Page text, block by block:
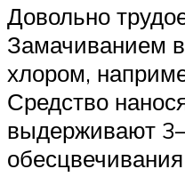
Довольно
Замачиванием
хлором,
Средство
выдерживают
обесцвечивания